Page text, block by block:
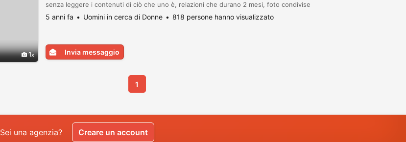
1
senza leggere i contenuti di ciò che uno è, relazioni che durano 2 mesi, foto condivise
quotidianamente alla ricerca di consensi tanto per sentirsi accettati da più persone vir...
5 anni fa Uomini in cerca di Donne 818 persone hanno visualizzato
Invia messaggio
1
Sei una agenzia? Creare un account